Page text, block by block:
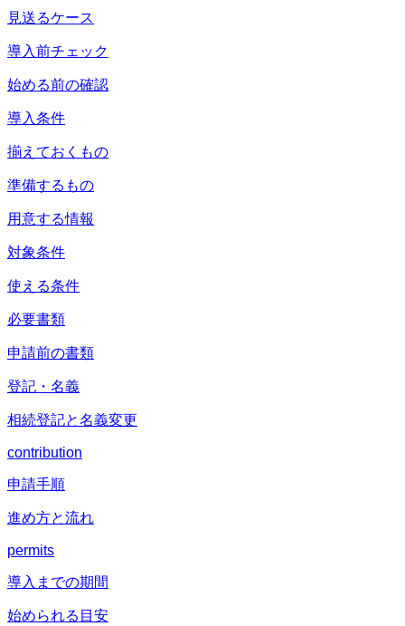
見送るケース
導入前チェック
始める前の確認
導入条件
揃えておくもの
準備するもの
用意する情報
対象条件
使える条件
必要書類
申請前の書類
登記・名義
相続登記と名義変更
contribution
申請手順
進め方と流れ
permits
導入までの期間
始められる目安